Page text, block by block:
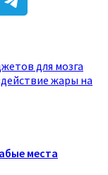
для мозга
жары на
места